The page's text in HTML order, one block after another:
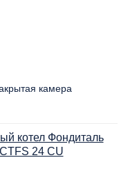
камера
котел Фондиталь
24 CU